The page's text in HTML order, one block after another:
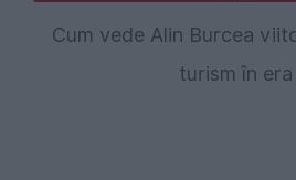
Cum vede Alin Burcea
turism în era